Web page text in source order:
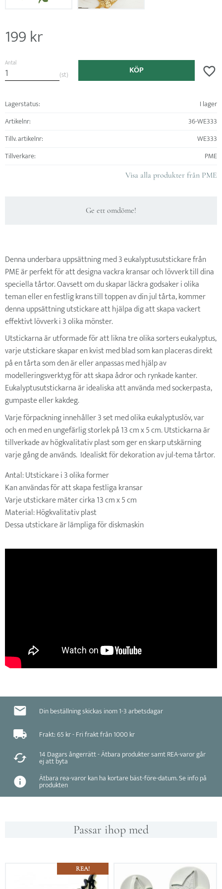
199kr
Antal
st KÖP
Lagerstatus
I lager
Artikelnr
36-WE333
Tillv. artikelnr
WE333
Tillverkare
PME
Visa alla produkter från PME
Ge ett omdöme!
Denna underbara uppsättning med 3 eukalyptusutstickare från
PME är perfekt för att designa vackra kransar och lövverk till dina
speciella tårtor. Oavsett om du skapar läckra godsaker i olika
teman eller en festlig krans till toppen av din jul tårta, kommer
denna uppsättning utstickare att hjälpa dig att skapa vackert
effektivt lövverk i 3 olika mönster.
Utstickarna är utformade för att likna tre olika sorters eukalyptus,
varje utstickare skapar en kvist med blad som kan placeras direkt
på en tårta som den är eller anpassas med hjälp av
modelleringsverktyg för att skapa ådror och rynkade kanter.
Eukalyptusutstickarna är idealiska att använda med sockerpasta,
gumpaste eller kakdeg.
Varje förpackning innehåller 3 set med olika eukalyptuslöv, var
och en med en ungefärlig storlek på 13 cm x 5 cm. Utstickarna är
tillverkade av högkvalitativ plast som ger en skarp utskärning
varje gång de används. Idealiskt för dekoration av jul-tema tårtor.
Antal: Utstickare i 3 olika former
Kan användas för att skapa festliga kransar
Varje utstickare mäter cirka 13 cm x 5 cm
Material: Högkvalitativ plast
Dessa utstickare är lämpliga för diskmaskin
Din beställning skickas inom 1-3 arbetsdagar
Frakt: 65 kr - Fri frakt från 1000 kr
14 Dagars ångerrätt - Ätbara produkter samt REA-varor går
ej att byta
Ätbara rea-varor kan ha kortare bäst-före-datum. Se info på
produkten
Passar ihop med
REA!